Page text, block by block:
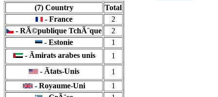
(7) Country
Total
- France
2
- RÃ©publique TchÃ¨que
2
- Estonie
1
- Ãmirats arabes unis
1
- Ãtats-Unis
1
- Royaume-Uni
1